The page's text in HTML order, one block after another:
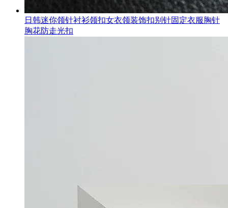
日韩迷你领针衬衫领扣女衣领装饰扣别针固定衣服胸针
胸花防走光扣